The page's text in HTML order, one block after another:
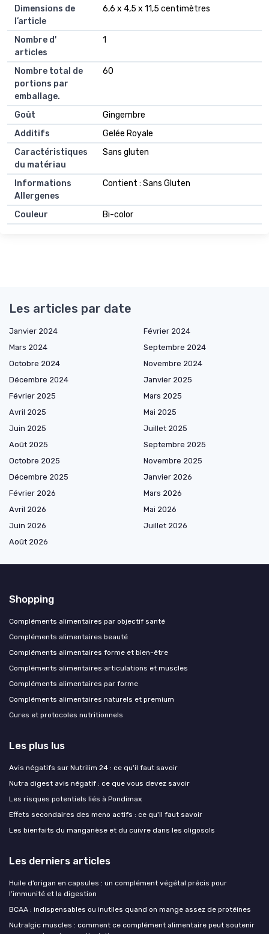
Dimensions de
l’article
6,6 x 4,5 x 11,5 centimètres
Nombre d'
articles
1
Nombre total de
portions par
emballage.
60
Goût
Gingembre
Additifs
Gelée Royale
Caractéristiques
du matériau
Sans gluten
Informations
Allergenes
Contient : Sans Gluten
Couleur Bi-color
Les articles par date
Janvier 2024
Février 2024
Mars 2024
Septembre 2024
Octobre 2024
Novembre 2024
Décembre 2024
Janvier 2025
Février 2025
Mars 2025
Avril 2025
Mai 2025
Juin 2025
Juillet 2025
Août 2025
Septembre 2025
Octobre 2025
Novembre 2025
Décembre 2025
Janvier 2026
Février 2026
Mars 2026
Avril 2026
Mai 2026
Juin 2026
Juillet 2026
Août 2026
Shopping
Compléments alimentaires par objectif santé
Compléments alimentaires beauté
Compléments alimentaires forme et bien-être
Compléments alimentaires articulations et muscles
Compléments alimentaires par forme
Compléments alimentaires naturels et premium
Cures et protocoles nutritionnels
Les plus lus
Avis négatifs sur Nutrilim 24 : ce qu'il faut savoir
Nutra digest avis négatif : ce que vous devez savoir
Les risques potentiels liés à Pondimax
Effets secondaires des meno actifs : ce qu'il faut savoir
Les bienfaits du manganèse et du cuivre dans les oligosols
Les derniers articles
Huile d’origan en capsules : un complément végétal précis pour
l’immunité et la digestion
BCAA : indispensables ou inutiles quand on mange assez de protéines
Nutralgic muscles : comment ce complément alimentaire peut soutenir